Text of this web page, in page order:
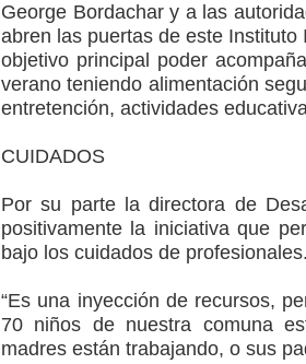
George Bordachar y a las
abren las puertas de este
objetivo principal poder
verano teniendo alimentación
entretención, actividades
CUIDADOS
Por su parte la directora de
positivamente la iniciativa que
bajo los cuidados de profesionales.
“Es una inyección de recursos,
70 niños de nuestra comuna
madres están trabajando, o sus